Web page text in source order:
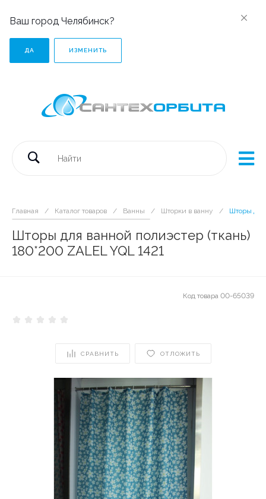
Ваш город Челябинск?
ДА ИЗМЕНИТЬ
Главная / Каталог товаров / Ванны / Шторки в ванну / Шторы для
Шторы для ванной полиэстер (ткань)
180*200 ZALEL YQL 1421
Код товара 00-65039
СРАВНИТЬ ОТЛОЖИТЬ